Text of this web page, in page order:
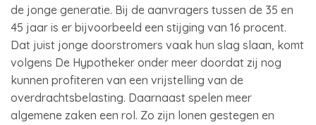
de jonge generatie. Bij de aanvragers tussen de 35 en
45 jaar is er bijvoorbeeld een stijging van 16 procent.
Dat juist jonge doorstromers vaak hun slag slaan, komt
volgens De Hypotheker onder meer doordat zij nog
kunnen profiteren van een vrijstelling van de
overdrachtsbelasting. Daarnaast spelen meer
algemene zaken een rol. Zo zijn lonen gestegen en